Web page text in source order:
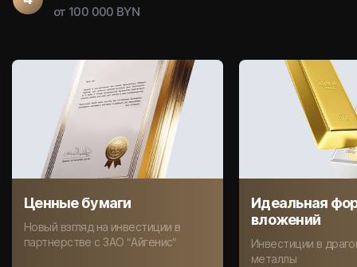
от 100 000 BYN
Ценные бумаги
Новый взгляд на инвестиции в
партнерстве с ЗАО "Айгенис"
Идеальная
вложений
Инвестиции в
металлы